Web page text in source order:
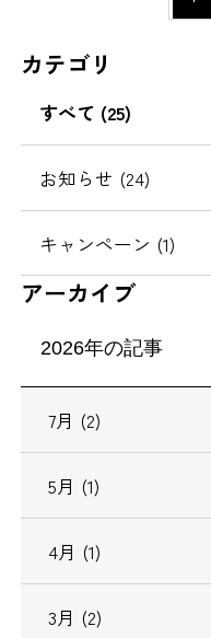
の
カテゴリ
すべて (25)
お知らせ (24)
キャンペーン (1)
アーカイブ
2026年の記事
7月 (2)
5月 (1)
4月 (1)
3月 (2)